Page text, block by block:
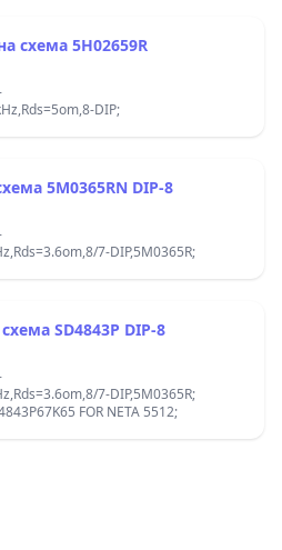
Интегрална схема 5H02659R
DIP;
Интегрална схема 5M0365RN DIP-8
7-DIP,5M0365R;
SD4843P DIP-8
7-DIP,5M0365R;
;SD4840;SD4841;SD4842;SD4843P67K65 FOR NETA 5512;